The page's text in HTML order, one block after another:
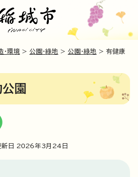
・環境 > 公園・綠地 > 公園・綠地 > 有健康
園
日 2026年3月 24 日